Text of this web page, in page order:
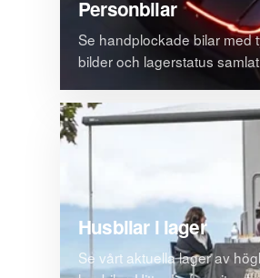
Personbilar
Se handplockade bilar med
bilder och lagerstatus
Husbilar i lager
Se vårt aktuella lager av